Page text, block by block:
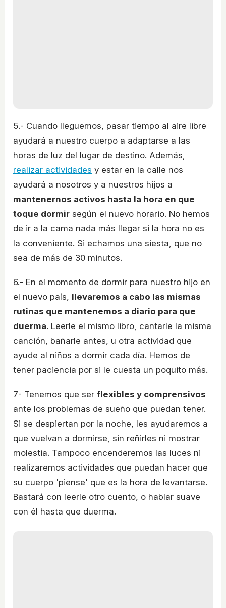
5.- Cuando lleguemos, pasar tiempo al aire libre
ayudará a nuestro cuerpo a adaptarse a las
horas de luz del lugar de destino. Además,
realizar actividades y estar en la calle nos
ayudará a nosotros y a nuestros hijos a
mantenernos activos hasta la hora en que
toque dormir según el nuevo horario. No hemos
de ir a la cama nada más llegar si la hora no es
la conveniente. Si echamos una siesta, que no
sea de más de 30 minutos.
6.- En el momento de dormir para nuestro hijo en
el nuevo país, llevaremos a cabo las mismas
rutinas que mantenemos a diario para que
duerma. Leerle el mismo libro, cantarle la misma
canción, bañarle antes, u otra actividad que
ayude al niños a dormir cada día. Hemos de
tener paciencia por si le cuesta un poquito más.
7- Tenemos que ser flexibles y comprensivos
ante los problemas de sueño que puedan tener.
Si se despiertan por la noche, les ayudaremos a
que vuelvan a dormirse, sin reñirles ni mostrar
molestia. Tampoco encenderemos las luces ni
realizaremos actividades que puedan hacer que
su cuerpo 'piense' que es la hora de levantarse.
Bastará con leerle otro cuento, o hablar suave
con él hasta que duerma.